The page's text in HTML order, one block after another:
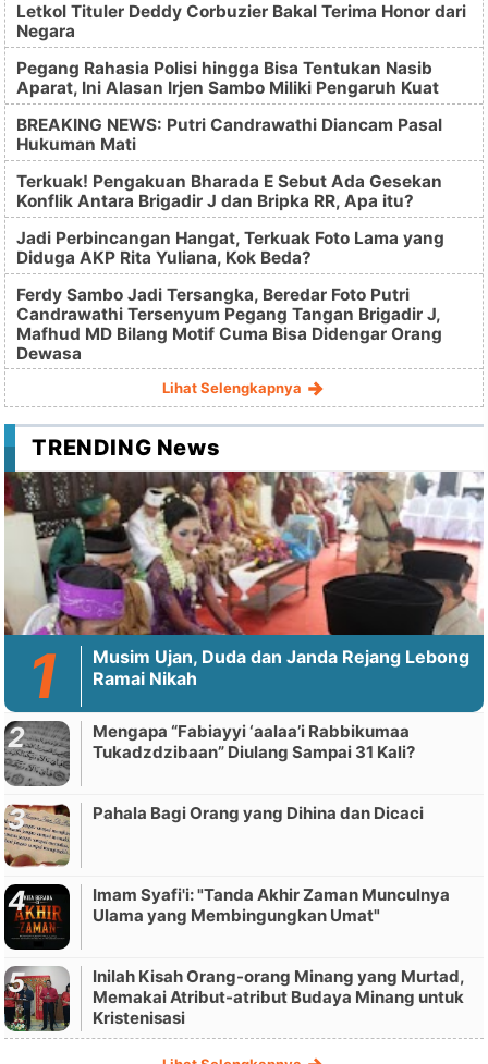
Letkol Tituler Deddy Corbuzier Bakal Terima Honor dari
Negara
Pegang Rahasia Polisi hingga Bisa Tentukan Nasib
Aparat, Ini Alasan Irjen Sambo Miliki Pengaruh Kuat
BREAKING NEWS: Putri Candrawathi Diancam Pasal
Hukuman Mati
Terkuak! Pengakuan Bharada E Sebut Ada Gesekan
Konflik Antara Brigadir J dan Bripka RR, Apa itu?
Jadi Perbincangan Hangat, Terkuak Foto Lama yang
Diduga AKP Rita Yuliana, Kok Beda?
Ferdy Sambo Jadi Tersangka, Beredar Foto Putri
Candrawathi Tersenyum Pegang Tangan Brigadir J,
Mafhud MD Bilang Motif Cuma Bisa Didengar Orang
Dewasa
Lihat Selengkapnya
TRENDING News
Musim Ujan, Duda dan Janda Rejang Lebong
Ramai Nikah
Mengapa “Fabiayyi ‘aalaa’i Rabbikumaa
Tukadzdzibaan” Diulang Sampai 31 Kali?
Pahala Bagi Orang yang Dihina dan Dicaci
Imam Syafi'i: "Tanda Akhir Zaman Munculnya
Ulama yang Membingungkan Umat"
Inilah Kisah Orang-orang Minang yang Murtad,
Memakai Atribut-atribut Budaya Minang untuk
Kristenisasi